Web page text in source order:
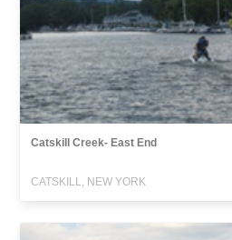
Catskill Creek- East End
CATSKILL, NEW YORK